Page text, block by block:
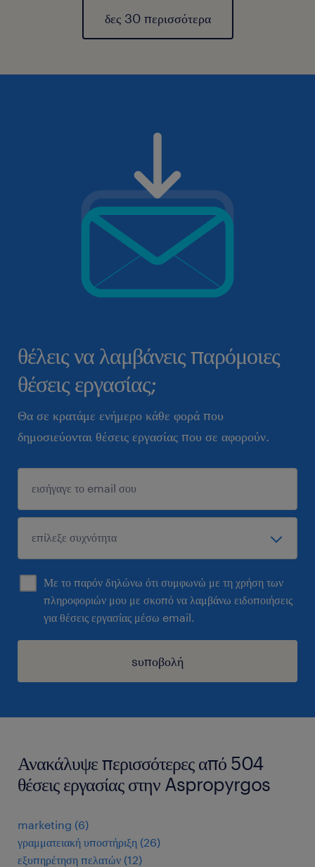
δες 30 περισσότερα
θέλεις να λαμβάνεις παρόμοιες
θέσεις εργασίας;
Θα σε κρατάμε ενήμερο κάθε φορά που
δημοσιεύονται θέσεις εργασίας που σε αφορούν.
Με το παρόν δηλώνω ότι συμφωνώ με τη χρήση των
πληροφοριών μου με σκοπό να λαμβάνω ειδοποιήσεις
για θέσεις εργασίας μέσω email.
sυποβολή
Ανακάλυψε περισσότερες από 504
θέσεις εργασίας στην Aspropyrgos
marketing (6)
γραμματειακή υποστήριξη (26)
εξυπηρέτηση πελατών (12)